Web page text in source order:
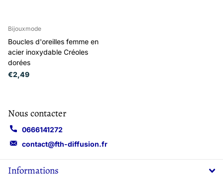
Bijouxmode
Boucles d'oreilles femme en
acier inoxydable Créoles
dorées
€2,49
Informations
Nous contacter
0666141272
contact@fth-diffusion.fr